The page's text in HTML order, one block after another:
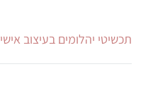
תכשיטי יהלומים בעיצוב אישי